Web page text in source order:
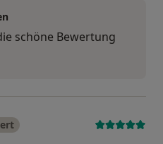
schöne Bewertung